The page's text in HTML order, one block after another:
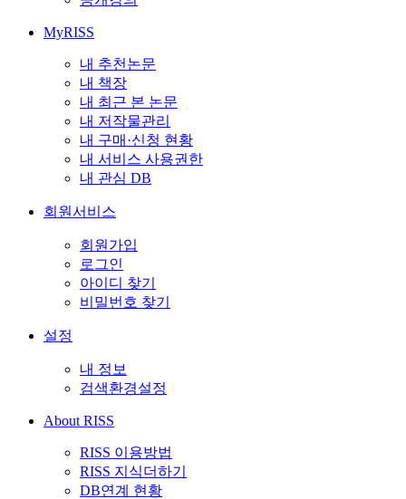
MyRISS
내 추천논문
내 책장
내 최근 본 논문
내 저작물관리
내 구매·신청 현황
내 서비스 사용권한
내 관심 DB
회원서비스
회원가입
로그인
아이디 찾기
비밀번호 찾기
설정
내 정보
검색환경설정
About RISS
RISS 이용방법
RISS 지식더하기
DB연계 현황